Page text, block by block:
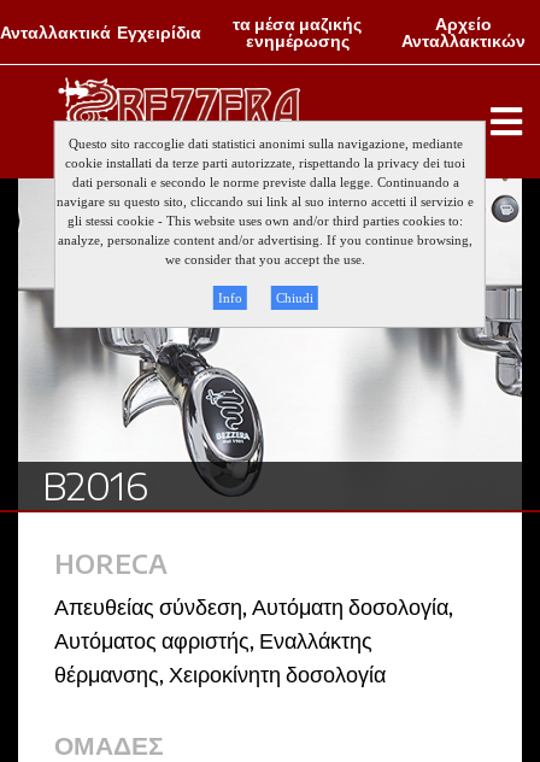
Αρχείο
Ανταλλακτικών
τα μέσα μαζικής
ενημέρωσης
Εγχειρίδια
Ανταλλακτικά
Questo sito raccoglie dati statistici anonimi sulla navigazione, mediante
cookie installati da terze parti autorizzate, rispettando la privacy dei tuoi
dati personali e secondo le norme previste dalla legge. Continuando a
navigare su questo sito, cliccando sui link al suo interno accetti il servizio e
gli stessi cookie - This website uses own and/or third parties cookies to:
analyze, personalize content and/or advertising. If you continue browsing,
we consider that you accept the use.
Info Chiudi
B2016
HORECA
Απευθείας σύνδεση, Αυτόματη δοσολογία,
Αυτόματος αφριστής, Εναλλάκτης
θέρμανσης, Χειροκίνητη δοσολογία
ΟΜΑΔΕΣ